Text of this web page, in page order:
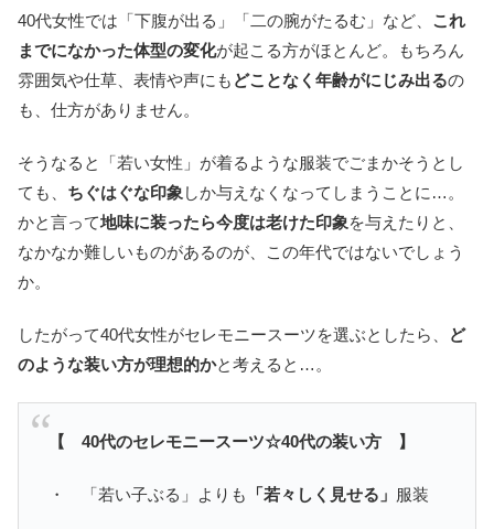
40代女性では「下腹が出る」「二の腕がたるむ」など、 これ
までになかった体型の変化が起こる方がほとんど。もちろん
雰囲気や仕草、表情や声にも どことなく年齢がにじみ出るの
も、仕方がありません。
そうなると「若い女性」が着るような服装でごまかそうとし
ても、 ちぐはぐな印象 しか与えなくなってしまうことに…。
かと言って地味に装ったら今度は老けた印象を与えたりと、
なかなか難しいものがあるのが、この年代ではないでしょう
か。
したがって40代女性がセレモニースーツを選ぶとしたら、
ど
のような装い方が理想的かと考えると…。
【 40代のセレモニースーツ☆40代の装い方 】
・ 「若い子ぶる」よりも 「若々しく見せる」 服装